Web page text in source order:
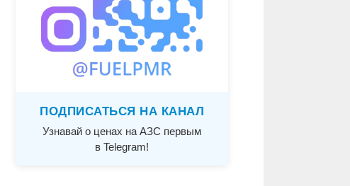
ПОДПИСАТЬСЯ НА КАНАЛ
Узнавай о ценах на АЗС первым
в Telegram!